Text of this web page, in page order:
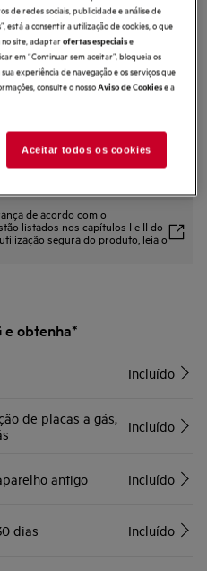
velocidade da ventoinha por si.
nas definições da placa.
o exaustor ExtractionTech Pro.
de acordo com o
listados nos capítulos I e II do
segura do produto, leia o
e obtenha*
Incluído
de placas a gás,
Incluído
antigo Incluído
dias Incluído
de redes sociais, publicidade e análise de
está a consentir a utilização de cookies, o que
no site, adaptarofertas especiaise
em “Continuar sem aceitar”, bloqueia os
experiência de navegação e os serviços que
consulte o nossoAviso de Cookiese a
Aceitar todos os cookies